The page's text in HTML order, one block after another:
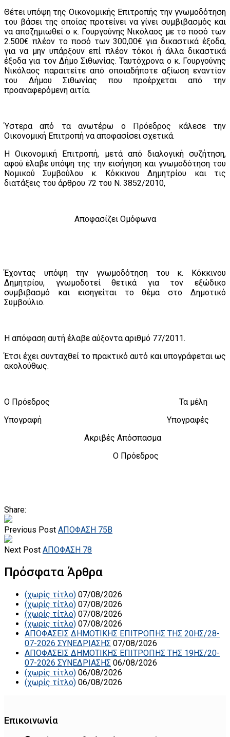
Θέτει υπόψη της Οικονομικής Επιτροπής την γνωμοδότηση
του βάσει της οποίας προτείνει να γίνει συμβιβασμός και
να αποζημιωθεί ο κ. Γουργούνης Νικόλαος με το ποσό των
2.500€ πλέον το ποσό των 300,00€ για δικαστικά έξοδα,
για να μην υπάρξουν επί πλέον τόκοι ή άλλα δικαστικά
έξοδα για τον Δήμο Σιθωνίας. Ταυτόχρονα ο κ. Γουργούνης
Νικόλαος παραιτείτε από οποιαδήποτε αξίωση εναντίον
του Δήμου Σιθωνίας που προέρχεται από την
προαναφερόμενη αιτία.
Ύστερα από τα ανωτέρω ο Πρόεδρος κάλεσε την
Οικονομική Επιτροπή να αποφασίσει σχετικά.
Η Οικονομική Επιτροπή, μετά από διαλογική συζήτηση,
αφού έλαβε υπόψη της την εισήγηση και γνωμοδότηση του
Νομικού Συμβούλου κ. Κόκκινου Δημητρίου και τις
διατάξεις του άρθρου 72 του Ν. 3852/2010,
Αποφασίζει Ομόφωνα
Έχοντας υπόψη την γνωμοδότηση του κ. Κόκκινου
Δημητρίου, γνωμοδοτεί θετικά για τον εξώδικο
συμβιβασμό και εισηγείται το θέμα στο Δημοτικό
Συμβούλιο.
Η απόφαση αυτή έλαβε αύξοντα αριθμό 77/2011.
Έτσι έχει συνταχθεί το πρακτικό αυτό και υπογράφεται ως
ακολούθως.
Ο Πρόεδρος Τα μέλη
Υπογραφή Υπογραφές
Ακριβές Απόσπασμα
Ο Πρόεδρος
Share:
Previous Post ΑΠΟΦΑΣΗ 75Β
Next Post ΑΠΟΦΑΣΗ 78
Πρόσφατα Άρθρα
(χωρίς τίτλο) 07/08/2026
(χωρίς τίτλο) 07/08/2026
(χωρίς τίτλο) 07/08/2026
(χωρίς τίτλο) 07/08/2026
ΑΠΟΦΑΣΕΙΣ ΔΗΜΟΤΙΚΗΣ ΕΠΙΤΡΟΠΗΣ ΤΗΣ 20ΗΣ/28-
07-2026 ΣΥΝΕΔΡΙΑΣΗΣ 07/08/2026
ΑΠΟΦΑΣΕΙΣ ΔΗΜΟΤΙΚΗΣ ΕΠΙΤΡΟΠΗΣ ΤΗΣ 19ΗΣ/20-
07-2026 ΣΥΝΕΔΡΙΑΣΗΣ 06/08/2026
(χωρίς τίτλο) 06/08/2026
(χωρίς τίτλο) 06/08/2026
Επικοινωνία